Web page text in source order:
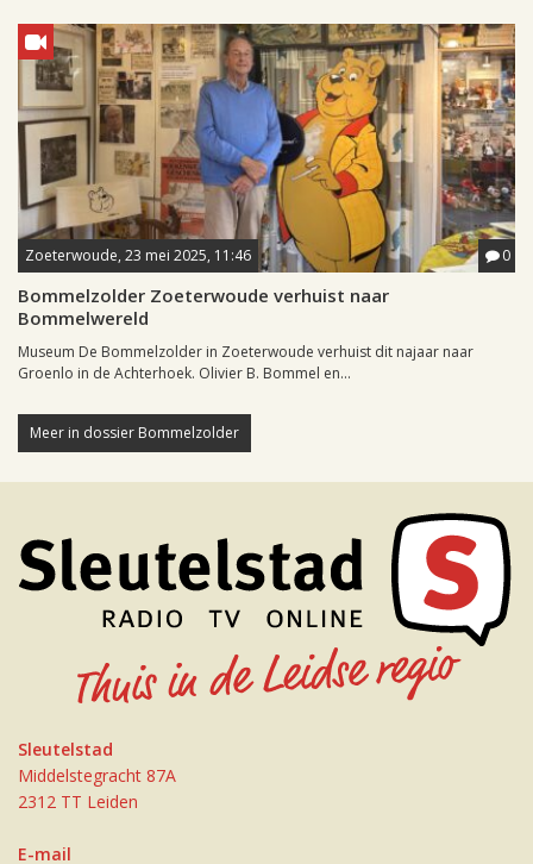
Zoeterwoude, 23 mei 2025, 11:46 0
Bommelzolder Zoeterwoude verhuist naar
Bommelwereld
Museum De Bommelzolder in Zoeterwoude verhuist dit najaar naar
Groenlo in de Achterhoek. Olivier B. Bommel en...
Meer in dossier Bommelzolder
Sleutelstad
Middelstegracht 87A
2312 TT Leiden
E-mail